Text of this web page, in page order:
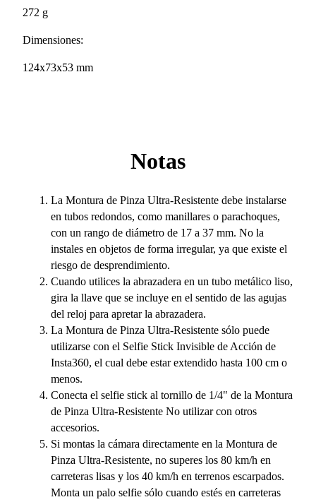
272 g
Dimensiones:
124x73x53 mm
Notas
La Montura de Pinza Ultra-Resistente debe instalarse
en tubos redondos, como manillares o parachoques,
con un rango de diámetro de 17 a 37 mm. No la
instales en objetos de forma irregular, ya que existe el
riesgo de desprendimiento.
Cuando utilices la abrazadera en un tubo metálico liso,
gira la llave que se incluye en el sentido de las agujas
del reloj para apretar la abrazadera.
La Montura de Pinza Ultra-Resistente sólo puede
utilizarse con el Selfie Stick Invisible de Acción de
Insta360, el cual debe estar extendido hasta 100 cm o
menos.
Conecta el selfie stick al tornillo de 1/4" de la Montura
de Pinza Ultra-Resistente No utilizar con otros
accesorios.
Si montas la cámara directamente en la Montura de
Pinza Ultra-Resistente, no superes los 80 km/h en
carreteras lisas y los 40 km/h en terrenos escarpados.
Monta un palo selfie sólo cuando estés en carreteras